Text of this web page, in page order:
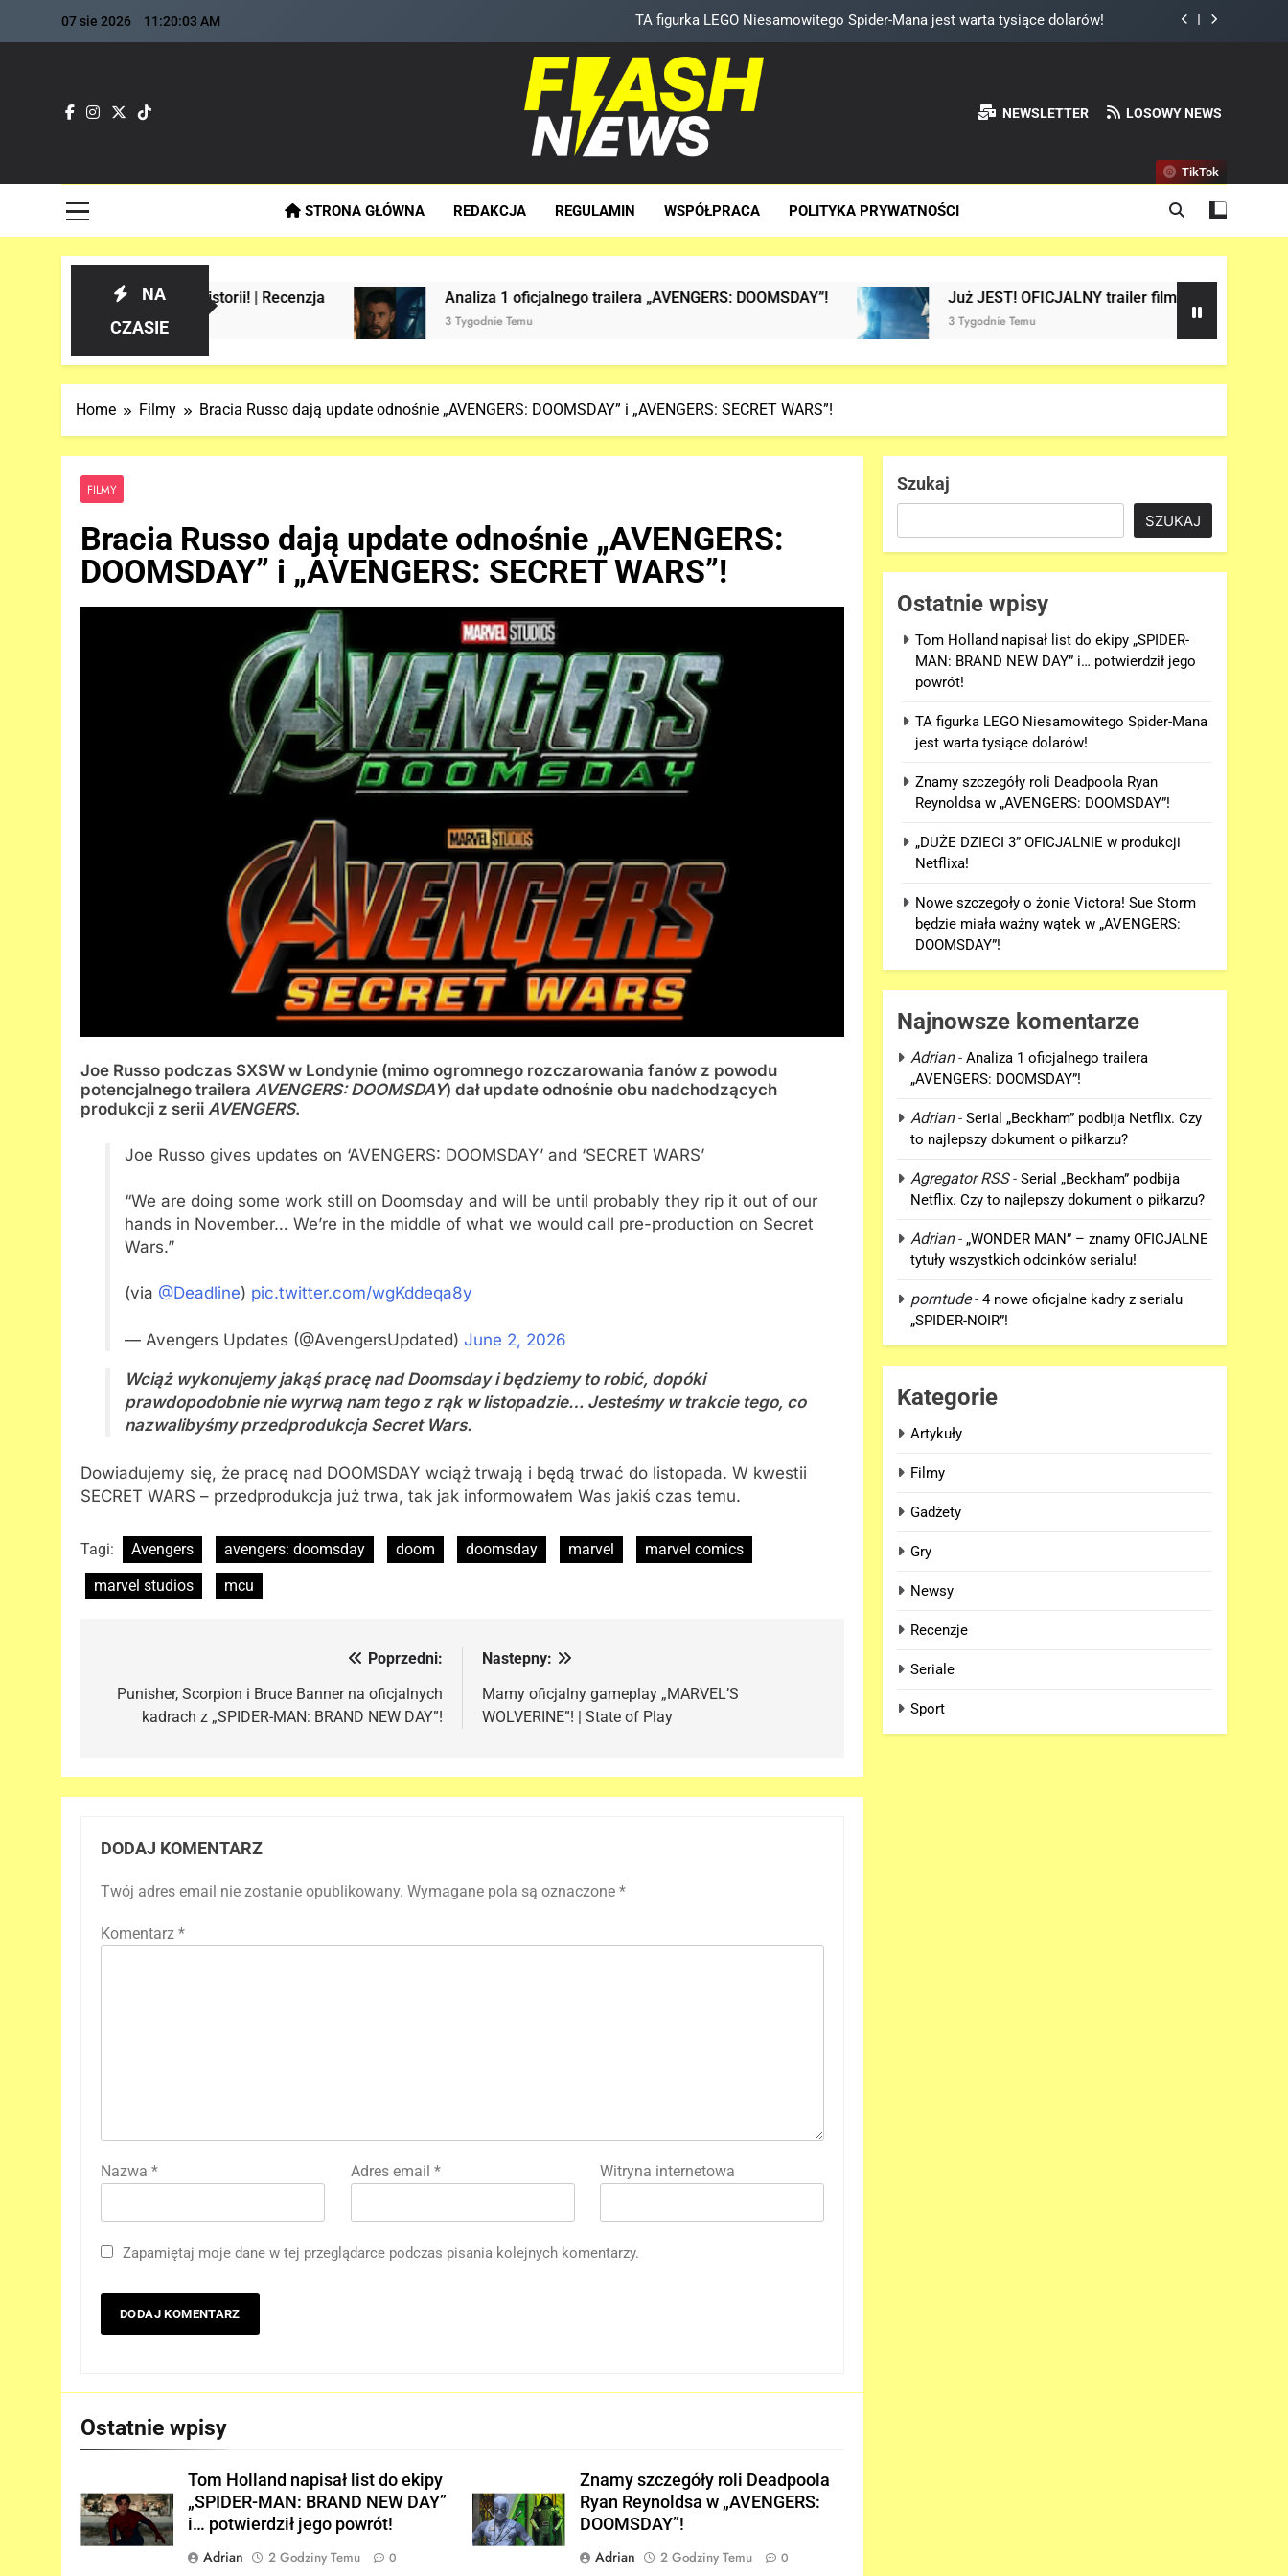
07 sie 2026 11:20:04 AM TA figurka LEGO Niesamowitego Spider-Mana jest warta tysiące dolarów!
Znamy szczegóły roli Deadpoola Ryan Reynoldsa w „AVENGERS: DOOMSDAY”!
„DUŻE DZIECI 3” OFICJALNIE w produkcji Netflixa!
Tom Holland napisał list do ekipy „SPIDER-MAN: BRAND NEW DAY” i… potwierdził jego powrót!
TA figurka LEGO Niesamowitego Spider-Mana jest warta tysiące dolarów!
Flash News
Najszybsza Dawka Newsów W Sieci
NEWSLETTER LOSOWY NEWS
STRONA GŁÓWNA REDAKCJA REGULAMIN WSPÓŁPRACA POLITYKA PRYWATNOŚCI
TikTok
NA
CZASIE
Manie w historii! | Recenzja Analiza 1 oficjalnego trailera „AVENGERS: DOOMSDAY”!
3 Tygodnie Temu
Już JEST! OFICJALNY trailer filmu „AVENGERS: DOOMSDAY” w
3 Tygodnie Temu
Home Filmy Bracia Russo dają update odnośnie „AVENGERS: DOOMSDAY” i „AVENGERS: SECRET WARS”!
FILMY
Bracia Russo dają update odnośnie „AVENGERS:
DOOMSDAY” i „AVENGERS: SECRET WARS”!
Joe Russo podczas SXSW w Londynie (mimo ogromnego rozczarowania fanów z powodu
potencjalnego trailera AVENGERS: DOOMSDAY) dał update odnośnie obu nadchodzących
produkcji z serii AVENGERS.
Joe Russo gives updates on ‘AVENGERS: DOOMSDAY’ and ‘SECRET WARS’
“We are doing some work still on Doomsday and will be until probably they rip it out of our
hands in November… We’re in the middle of what we would call pre-production on Secret
Wars.”
(via @Deadline) pic.twitter.com/wgKddeqa8y
— Avengers Updates (@AvengersUpdated) June 2, 2026
Wciąż wykonujemy jakąś pracę nad Doomsday i będziemy to robić, dopóki
prawdopodobnie nie wyrwą nam tego z rąk w listopadzie… Jesteśmy w trakcie tego, co
nazwalibyśmy przedprodukcja Secret Wars.
Dowiadujemy się, że pracę nad DOOMSDAY wciąż trwają i będą trwać do listopada. W kwestii
SECRET WARS – przedprodukcja już trwa, tak jak informowałem Was jakiś czas temu.
Tagi: Avengers avengers: doomsday doom doomsday marvel
marvel comics
marvel studios
mcu
wpisu
Poprzedni:
Punisher, Scorpion i Bruce Banner na oficjalnych
kadrach z „SPIDER-MAN: BRAND NEW DAY”!
Nastepny:
Mamy oficjalny gameplay „MARVEL’S
WOLVERINE”! | State of Play
DODAJ KOMENTARZ
Twój adres email nie zostanie opublikowany. Wymagane pola są oznaczone *
Komentarz *
Nazwa * Adres email * Witryna internetowa
Zapamiętaj moje dane w tej przeglądarce podczas pisania kolejnych komentarzy.
Ostatnie wpisy
Tom Holland napisał list do ekipy
„SPIDER-MAN: BRAND NEW DAY”
i… potwierdził jego powrót!
Adrian
2 Godziny Temu 0
Znamy szczegóły roli Deadpoola
Ryan Reynoldsa w „AVENGERS:
DOOMSDAY”!
Adrian
2 Godziny Temu 0
Szukaj
SZUKAJ
Ostatnie wpisy
Tom Holland napisał list do ekipy „SPIDER-
MAN: BRAND NEW DAY” i… potwierdził jego
powrót!
TA figurka LEGO Niesamowitego Spider-Mana
jest warta tysiące dolarów!
Znamy szczegóły roli Deadpoola Ryan
Reynoldsa w „AVENGERS: DOOMSDAY”!
„DUŻE DZIECI 3” OFICJALNIE w produkcji
Netflixa!
Nowe szczegoły o żonie Victora! Sue Storm
będzie miała ważny wątek w „AVENGERS:
DOOMSDAY”!
Najnowsze komentarze
Adrian-Analiza 1 oficjalnego trailera
„AVENGERS: DOOMSDAY”!
Adrian-Serial „Beckham” podbija Netflix. Czy
to najlepszy dokument o piłkarzu?
Agregator RSS-Serial „Beckham” podbija
Netflix. Czy to najlepszy dokument o piłkarzu?
Adrian- „WONDER MAN” – znamy OFICJALNE
tytuły wszystkich odcinków serialu!
porntude-4 nowe oficjalne kadry z serialu
„SPIDER-NOIR”!
Kategorie
Artykuły
Filmy
Gadżety
Gry
Newsy
Recenzje
Seriale
Sport
Nowe szczegoły o żonie
„AVENGERS: DOOMSDAY”!
6
Nowy TRAILER „GTA VI”
NETFLIX!
GRY
7
TAK może wyglądać
ulepszony kostium Thora w